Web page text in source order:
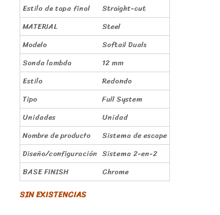
Estilo de tapa final
Straight-cut
MATERIAL
Steel
Modelo
Softail Duals
Sonda lambda
12 mm
Estilo
Redondo
Tipo
Full System
Unidades
Unidad
Nombre de producto
Sistema de escape
Diseño/configuración Sistema 2-en-2
BASE FINISH
Chrome
SIN EXISTENCIAS